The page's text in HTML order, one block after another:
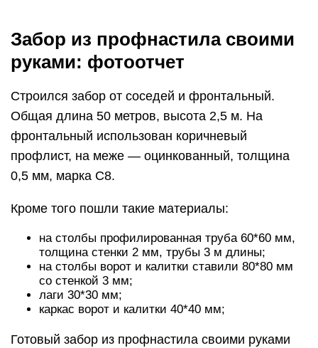
Забор из профнастила своими
руками: фотоотчет
Строился забор от соседей и фронтальный.
Общая длина 50 метров, высота 2,5 м. На
фронтальный использован коричневый
профлист, на меже — оцинкованный, толщина
0,5 мм, марка С8.
Кроме того пошли такие материалы:
на столбы профилированная труба 60*60 мм,
толщина стенки 2 мм, трубы 3 м длины;
на столбы ворот и калитки ставили 80*80 мм
со стенкой 3 мм;
лаги 30*30 мм;
каркас ворот и калитки 40*40 мм;
Готовый забор из профнастила своими руками